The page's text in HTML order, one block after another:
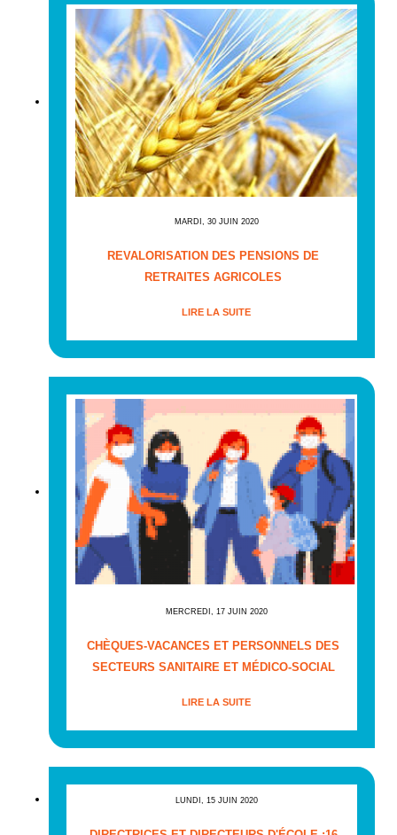
MARDI, 30 JUIN 2020
REVALORISATION DES PENSIONS DE
RETRAITES AGRICOLES
LIRE LA SUITE
MERCREDI, 17 JUIN 2020
CHÈQUES-VACANCES ET PERSONNELS DES
SECTEURS SANITAIRE ET MÉDICO-SOCIAL
LIRE LA SUITE
LUNDI, 15 JUIN 2020